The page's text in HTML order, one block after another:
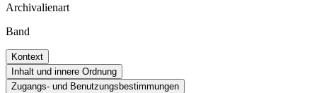
Archivalienart
Band
Kontext
Inhalt und innere Ordnung
Zugangs- und Benutzungsbestimmungen